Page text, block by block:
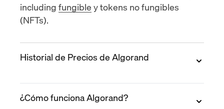
including fungible ytokens no fungibles
(NFTs).
Historial de Precios de Algorand
2019
Algorand se lanzó en junio de 2019 a un
¿Cómo funciona Algorand?